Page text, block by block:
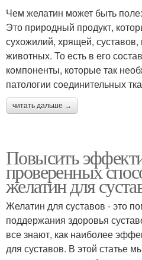
Чем желатин может быть
Это природный продукт,
сухожилий, хрящей,
животных. То есть в его
компоненты, которые так
патологии соединительных
читать дальше →
Повысить
проверенных
желатин для
Желатин для суставов - это
поддержания здоровья
все знают, как наиболее
для суставов. В этой статье